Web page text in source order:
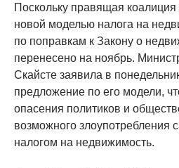
Поскольку правящая коалиция
новой моделью налога на
по поправкам к Закону о
перенесено на ноябрь.
Скайсте заявила в
предложение по его модели,
опасения политиков и
возможного злоупотребления
налогом на недвижимость.